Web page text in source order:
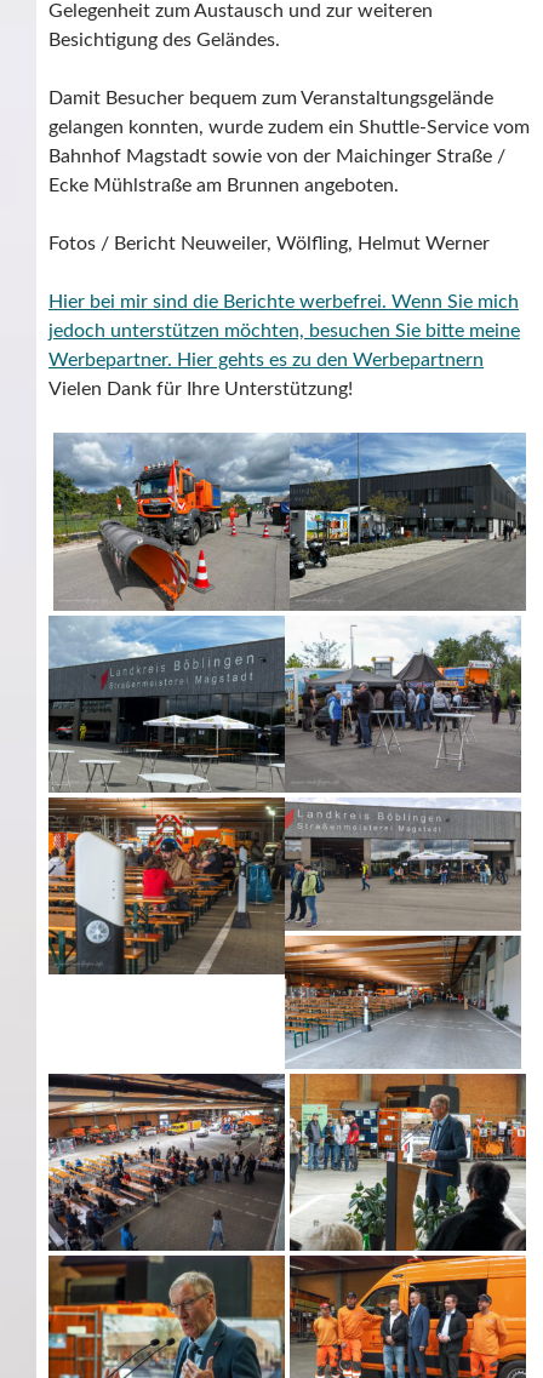
Gelegenheit zum Austausch und zur weiteren
Besichtigung des Geländes.
Damit Besucher bequem zum Veranstaltungsgelände
gelangen konnten, wurde zudem ein Shuttle-Service vom
Bahnhof Magstadt sowie von der Maichinger Straße /
Ecke Mühlstraße am Brunnen angeboten.
Fotos / Bericht Neuweiler, Wölfling, Helmut Werner
Hier bei mir sind die Berichte werbefrei. Wenn Sie mich
jedoch unterstützen möchten, besuchen Sie bitte meine
Werbepartner. Hier gehts es zu den Werbepartnern
Vielen Dank für Ihre Unterstützung!